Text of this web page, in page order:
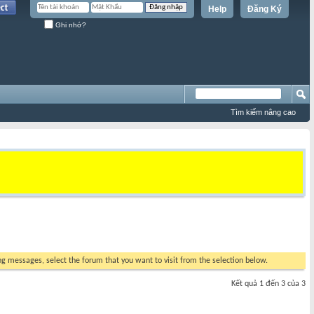
Đăng Ký
Help
Ghi nhớ?
Tìm kiếm nâng cao
messages, select the forum that you want to visit from the selection below.
Kết quả 1 đến 3 của 3